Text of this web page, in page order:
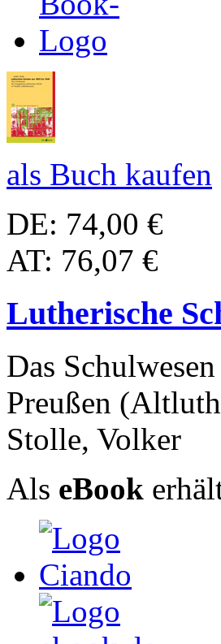
als Buch kaufen
DE: 74,00 €
AT: 76,07 €
Lutherische
Das
Preußen
Stolle, Volker
Als eBook